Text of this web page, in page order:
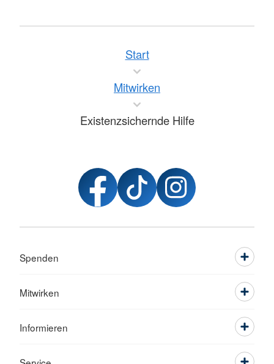
Start
Mitwirken
Existenzsichernde Hilfe
Spenden
Mitwirken
Informieren